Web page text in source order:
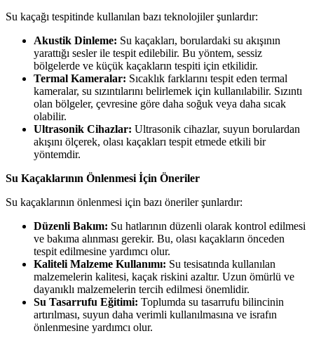
Su kaçağı tespitinde kullanılan bazı teknolojiler şunlardır:
Akustik Dinleme: Su kaçakları, borulardaki su akışının
yarattığı sesler ile tespit edilebilir. Bu yöntem, sessiz
bölgelerde ve küçük kaçakların tespiti için etkilidir.
Termal Kameralar: Sıcaklık farklarını tespit eden termal
kameralar, su sızıntılarını belirlemek için kullanılabilir. Sızıntı
olan bölgeler, çevresine göre daha soğuk veya daha sıcak
olabilir.
Ultrasonik Cihazlar: Ultrasonik cihazlar, suyun borulardan
akışını ölçerek, olası kaçakları tespit etmede etkili bir
yöntemdir.
Su Kaçaklarının Önlenmesi İçin Öneriler
Su kaçaklarının önlenmesi için bazı öneriler şunlardır:
Düzenli Bakım: Su hatlarının düzenli olarak kontrol edilmesi
ve bakıma alınması gerekir. Bu, olası kaçakların önceden
tespit edilmesine yardımcı olur.
Kaliteli Malzeme Kullanımı: Su tesisatında kullanılan
malzemelerin kalitesi, kaçak riskini azaltır. Uzun ömürlü ve
dayanıklı malzemelerin tercih edilmesi önemlidir.
Su Tasarrufu Eğitimi: Toplumda su tasarrufu bilincinin
artırılması, suyun daha verimli kullanılmasına ve israfın
önlenmesine yardımcı olur.